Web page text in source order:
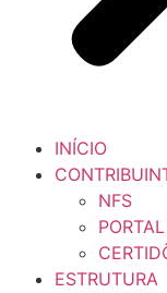
INÍCIO
NFS
ESTRUTURA